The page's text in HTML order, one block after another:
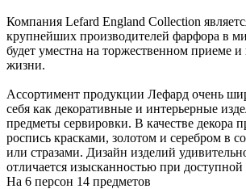
Компания Lefard England Collection
крупнейших производителей фарфора в
будет уместна на торжественном приеме
жизни.
Ассортимент продукции Лефард очень
себя как декоративные и интерьерные
предметы сервировки. В качестве декора
роспись красками, золотом и серебром в
или стразами. Дизайн изделий
отличается изысканностью при доступной
На 6 персон 14 предметов